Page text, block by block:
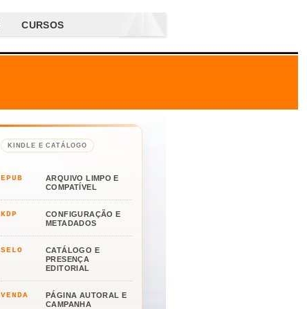
CURSOS
KINDLE E CATÁLOGO
EPUB
ARQUIVO LIMPO E
COMPATÍVEL
KDP
CONFIGURAÇÃO E
METADADOS
SELO
CATÁLOGO E
PRESENÇA
EDITORIAL
VENDA
PÁGINA AUTORAL E
CAMPANHA